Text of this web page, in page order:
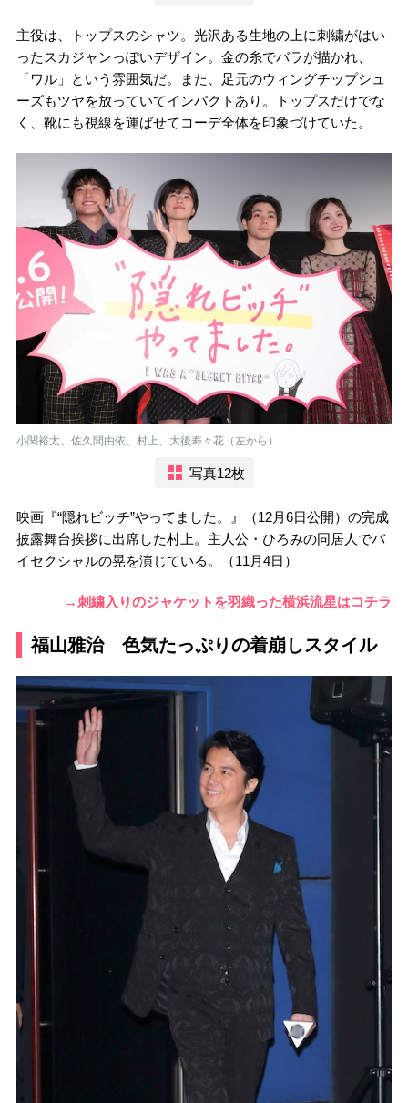
主役は、トップスのシャツ。光沢ある生地の上に刺繍がはい
ったスカジャンっぽいデザイン。金の糸でバラが描かれ、
「ワル」という雰囲気だ。また、足元のウィングチップシュ
ーズもツヤを放っていてインパクトあり。トップスだけでな
く、靴にも視線を運ばせてコーデ全体を印象づけていた。
小関裕太、佐久間由依、村上、大後寿々花（左から）
写真12枚
映画『“隠れビッチ”やってました。』（12月6日公開）の完成
披露舞台挨拶に出席した村上。主人公・ひろみの同居人でバ
イセクシャルの晃を演じている。（11月4日）
→刺繍入りのジャケットを羽織った横浜流星はコチラ
福山雅治 色気たっぷりの着崩しスタイル